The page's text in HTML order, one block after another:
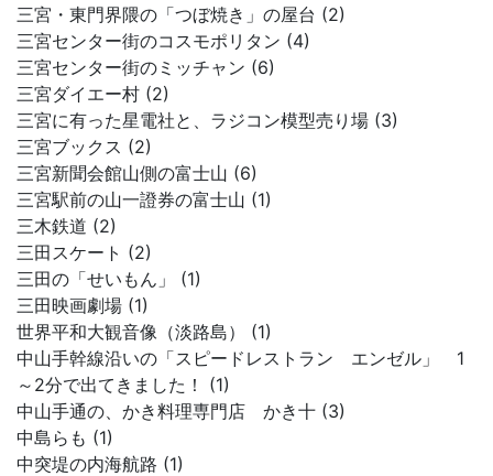
三宮・東門界隈の「つぼ焼き」の屋台 (2)
三宮センター街のコスモポリタン (4)
三宮センター街のミッチャン (6)
三宮ダイエー村 (2)
三宮に有った星電社と、ラジコン模型売り場 (3)
三宮ブックス (2)
三宮新聞会館山側の富士山 (6)
三宮駅前の山一證券の富士山 (1)
三木鉄道 (2)
三田スケート (2)
三田の「せいもん」 (1)
三田映画劇場 (1)
世界平和大観音像（淡路島） (1)
中山手幹線沿いの「スピードレストラン エンゼル」 1
～2分で出てきました！ (1)
中山手通の、かき料理専門店 かき十 (3)
中島らも (1)
中突堤の内海航路 (1)